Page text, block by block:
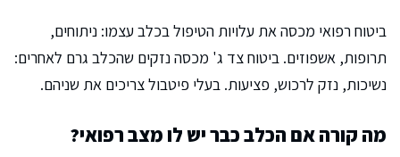
ביטוח רפואי מכסה את עלויות הטיפול בכלב עצמו: ניתוחים,
תרופות, אשפוזים. ביטוח צד ג' מכסה נזקים שהכלב גרם לאחרים:
נשיכות, נזק לרכוש, פציעות. בעלי פיטבול צריכים את שניהם.
מה קורה אם הכלב כבר יש לו מצב רפואי?